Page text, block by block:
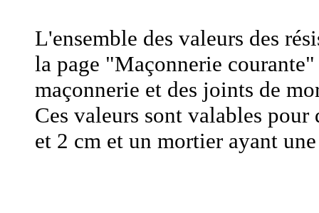
L'ensemble des valeurs des
la page "Maçonnerie
maçonnerie et des joints de
Ces valeurs sont valables pour
et 2 cm et un mortier ayant